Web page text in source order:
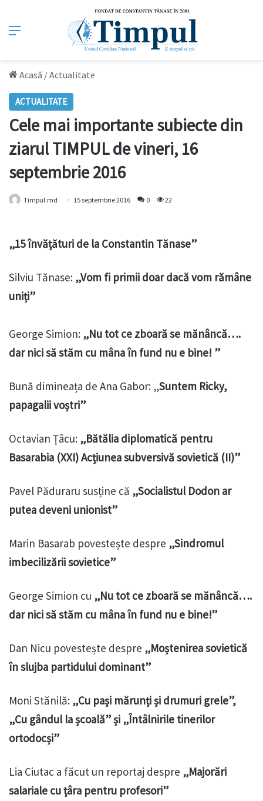
Meniu
Acasă /Actualitate
ACTUALITATE
Cele mai importante subiecte din
ziarul TIMPUL de vineri, 16
septembrie 2016
Timpul.md 15 septembrie 2016 0 22
„15 învățături de la Constantin Tănase”
Silviu Tănase: „Vom fi primii doar dacă vom rămâne
uniți”
George Simion: „Nu tot ce zboară se mănâncă….
dar nici să stăm cu mâna în fund nu e bine! ”
Bună dimineața de Ana Gabor: „Suntem Ricky,
papagalii voștri”
Octavian Țâcu: „Bătălia diplomatică pentru
Basarabia (XXI) Acțiunea subversivă sovietică (II)”
Pavel Păduraru susține că „Socialistul Dodon ar
putea deveni unionist”
Marin Basarab povestește despre „Sindromul
imbecilizării sovietice”
George Simion cu „Nu tot ce zboară se mănâncă….
dar nici să stăm cu mâna în fund nu e bine!”
Dan Nicu povestește despre „Moștenirea sovietică
în slujba partidului dominant”
Moni Stănilă: „Cu pași mărunți și drumuri grele”,
„Cu gândul la școală” și „Întâlnirile tinerilor
ortodocși”
Lia Ciutac a făcut un reportaj despre „Majorări
salariale cu țâra pentru profesori”